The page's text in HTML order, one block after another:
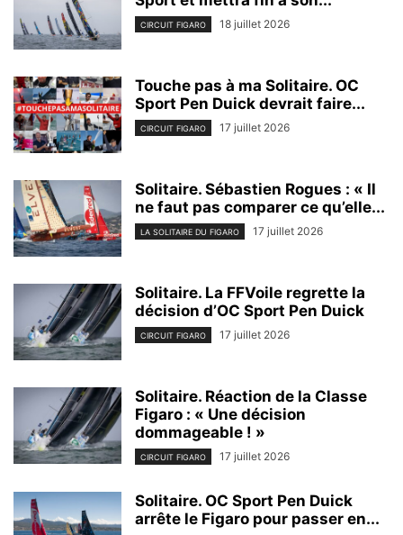
CIRCUIT FIGARO 18 juillet 2026
Touche pas à ma Solitaire. OC
Sport Pen Duick devrait faire...
CIRCUIT FIGARO 17 juillet 2026
Solitaire. Sébastien Rogues : « Il
ne faut pas comparer ce qu’elle...
LA SOLITAIRE DU FIGARO 17 juillet 2026
Solitaire. La FFVoile regrette la
décision d’OC Sport Pen Duick
CIRCUIT FIGARO 17 juillet 2026
Solitaire. Réaction de la Classe
Figaro : « Une décision
dommageable ! »
CIRCUIT FIGARO 17 juillet 2026
Solitaire. OC Sport Pen Duick
arrête le Figaro pour passer en...